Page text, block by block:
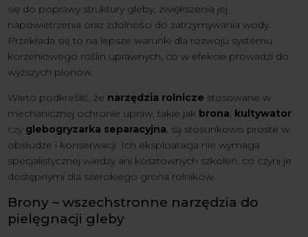
się do poprawy struktury gleby, zwiększenia jej
napowietrzenia oraz zdolności do zatrzymywania wody.
Przekłada się to na lepsze warunki dla rozwoju systemu
korzeniowego roślin uprawnych, co w efekcie prowadzi do
wyższych plonów.
Warto podkreślić, że narzędzia rolnicze stosowane w
mechanicznej ochronie upraw, takie jak brona, kultywator
czy glebogryzarka separacyjna, są stosunkowo proste w
obsłudze i konserwacji. Ich eksploatacja nie wymaga
specjalistycznej wiedzy ani kosztownych szkoleń, co czyni je
dostępnymi dla szerokiego grona rolników.
Brony – wszechstronne narzędzia do
pielęgnacji gleby